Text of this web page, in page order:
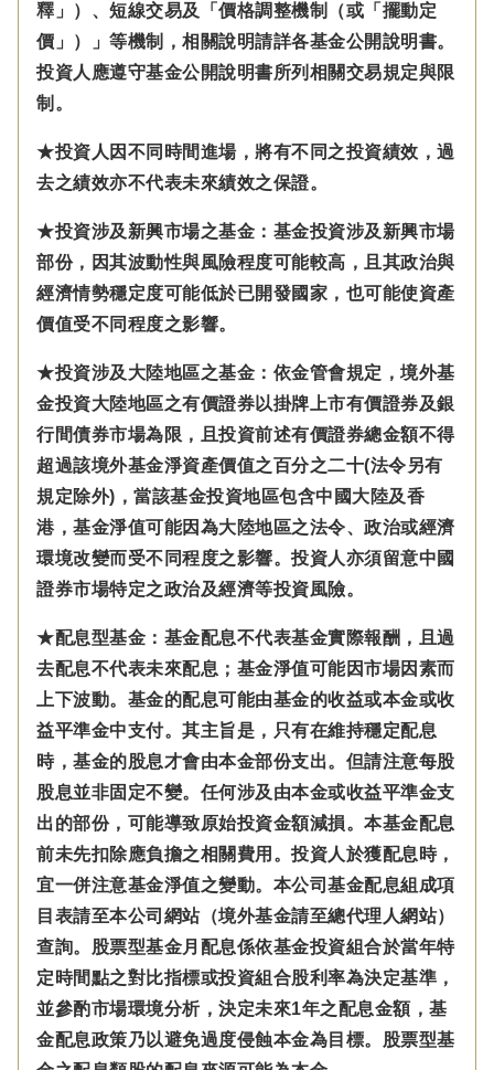
釋」）、短線交易及「價格調整機制（或「擺動定
價」）」等機制，相關說明請詳各基金公開說明書。
投資人應遵守基金公開說明書所列相關交易規定與限
制。
★投資人因不同時間進場，將有不同之投資績效，過
去之績效亦不代表未來績效之保證。
★投資涉及新興市場之基金：基金投資涉及新興市場
部份，因其波動性與風險程度可能較高，且其政治與
經濟情勢穩定度可能低於已開發國家，也可能使資產
價值受不同程度之影響。
★投資涉及大陸地區之基金： 依金管會規定， 境外基
金投資大陸地區之有價證券以掛牌上市有價證券及銀
行間債券市場為限，且投資前述有價證券總金額不得
超過該境外基金淨資產價值之百分之二十(法令另有
規定除外)， 當該基金投資地區包含中國大陸及香
港，基金淨值可能因為大陸地區之法令、政治或經濟
環境改變而受不同程度之影響。 投資人亦須留意中國
證券市場特定之政治及經濟等投資風險。
★配息型基金：基金配息不代表基金實際報酬，且過
去配息不代表未來配息；基金淨值可能因市場因素而
上下波動。基金的配息可能由基金的收益或本金或收
益平準金中支付。 其主旨是，只有在維持穩定配息
時，基金的股息才會由本金部份支出。但請注意每股
股息並非固定不變。 任何涉及由本金或收益平準金支
出的部份，可能導致原始投資金額減損。本基金配息
前未先扣除應負擔之相關費用。投資人於獲配息時，
宜一併注意基金淨值之變動。本公司基金配息組成項
目表請至本公司網站（境外基金請至總代理人網站）
查詢。股票型基金月配息係依基金投資組合於當年特
定時間點之對比指標或投資組合股利率為決定基準，
並參酌市場環境分析，決定未來1年之配息金額，基
金配息政策乃以避免過度侵蝕本金為目標。股票型基